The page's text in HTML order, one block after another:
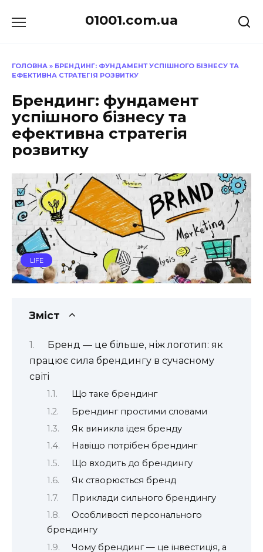
до
01001.com.ua
ГОЛОВНА » БРЕНДИНГ: ФУНДАМЕНТ УСПІШНОГО БІЗНЕСУ ТА
ЕФЕКТИВНА СТРАТЕГІЯ РОЗВИТКУ
Брендинг: фундамент
успішного бізнесу та
ефективна стратегія
розвитку
LIFE
Зміст
Бренд — це більше, ніж логотип: як
працює сила брендингу в сучасному
світі
Що таке брендинг
Брендинг простими словами
Як виникла ідея бренду
Навіщо потрібен брендинг
Що входить до брендингу
Як створюється бренд
Приклади сильного брендингу
Особливості персонального
брендингу
Чому брендинг — це інвестиція, а